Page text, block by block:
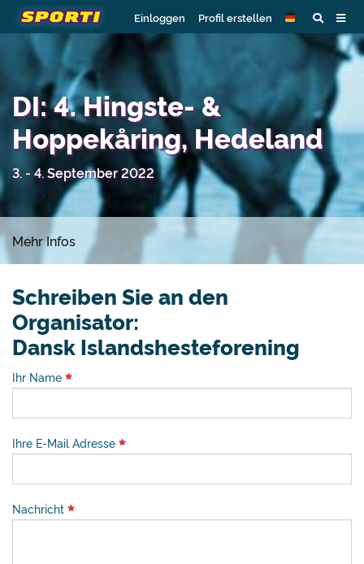
Einloggen Profil erstellen
DI: 4. Hingste- &
Hoppekåring, Hedeland
3. - 4. September 2022
Mehr Infos
Schreiben Sie an den
Organisator:
Dansk Islandshesteforening
Ihr Name
Ihre E-Mail Adresse
Nachricht